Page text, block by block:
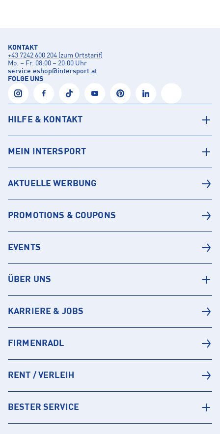
KONTAKT
+43 7242 600 204 (zum Ortstarif)
Mo. – Fr. 08:00 – 20:00 Uhr
service.eshop@intersport.at
FOLGE UNS
HILFE & KONTAKT
MEIN INTERSPORT
AKTUELLE WERBUNG
PROMOTIONS & COUPONS
EVENTS
ÜBER UNS
KARRIERE & JOBS
FIRMENRADL
RENT / VERLEIH
BESTER SERVICE